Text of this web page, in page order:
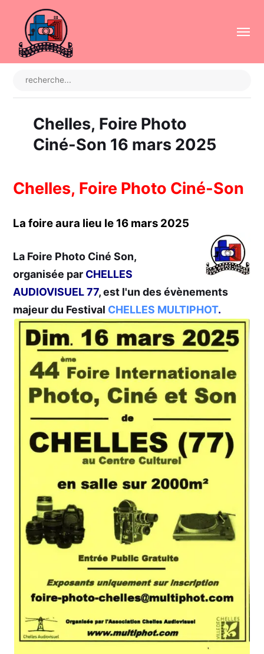
Chelles, Foire Photo
Ciné-Son 16 mars 2025
Chelles, Foire Photo Ciné-Son
La foire aura lieu le 16 mars 2025
La Foire Photo Ciné Son,
organisée par CHELLES
AUDIOVISUEL 77, est l'un des évènements
majeur du Festival CHELLES MULTIPHOT.